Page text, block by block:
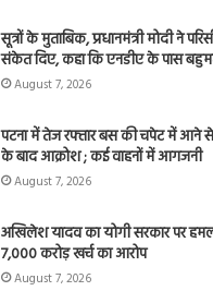
सूत्रों के मुताबिक, प्रधानमंत्री मोदी ने
संकेत दिए, कहा कि एनडीए के पास
August 7, 2026
पटना में तेज रफ्तार बस की चपेट में आने
के बाद आक्रोश ; कई वाहनों में आगजनी
August 7, 2026
अखिलेश यादव का योगी सरकार पर
7,000 करोड़ खर्च का आरोप
August 7, 2026